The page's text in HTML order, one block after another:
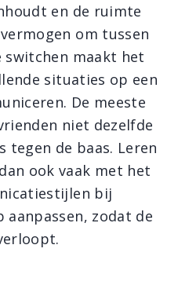
en de ruimte
om tussen
maakt het
situaties op een
De meeste
niet dezelfde
tegen de baas. Leren
ook vaak met het
bij
aanpassen, zodat de